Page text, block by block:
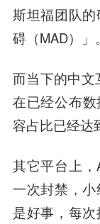
斯坦福团队
碍（MAD）」。
而当下的中文
在已经公布
容占比已经达
其它平台上
一次封禁，
是好事，每